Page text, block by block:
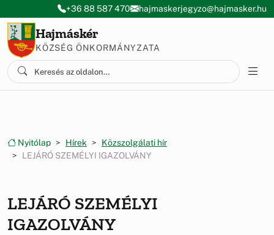
Ugrás a menüre
Ugrás a tartalomra
+36 88 587 470 hajmaskerjegyzo@hajmasker.hu
Hajmáskér
KÖZSÉG ÖNKORMÁNYZATA
Nyitólap Hírek
Közszolgálati hír
LEJÁRÓ SZEMÉLYI IGAZOLVÁNY
LEJÁRÓ SZEMÉLYI
IGAZOLVÁNY